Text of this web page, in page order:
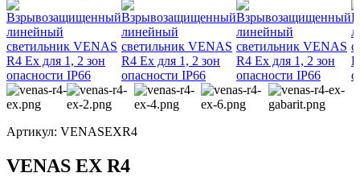
Артикул: VENASEXR4
VENAS EX R4